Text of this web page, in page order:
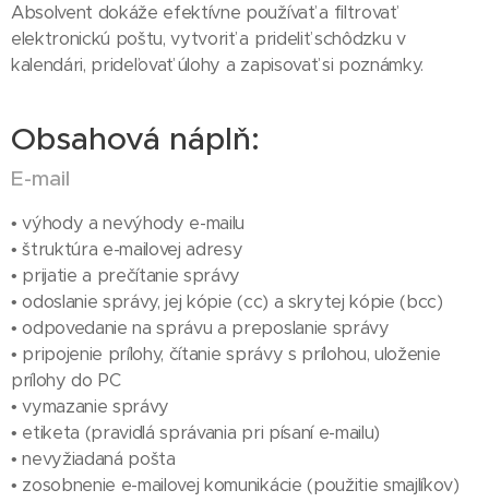
Absolvent dokáže efektívne používať a filtrovať
elektronickú poštu, vytvoriť a prideliť schôdzku v
kalendári, prideľovať úlohy a zapisovať si poznámky.
Obsahová náplň:
E-mail
• výhody a nevýhody e-mailu
• štruktúra e-mailovej adresy
• prijatie a prečítanie správy
• odoslanie správy, jej kópie (cc) a skrytej kópie (bcc)
• odpovedanie na správu a preposlanie správy
• pripojenie prílohy, čítanie správy s prílohou, uloženie
prílohy do PC
• vymazanie správy
• etiketa (pravidlá správania pri písaní e-mailu)
• nevyžiadaná pošta
• zosobnenie e-mailovej komunikácie (použitie smajlíkov)